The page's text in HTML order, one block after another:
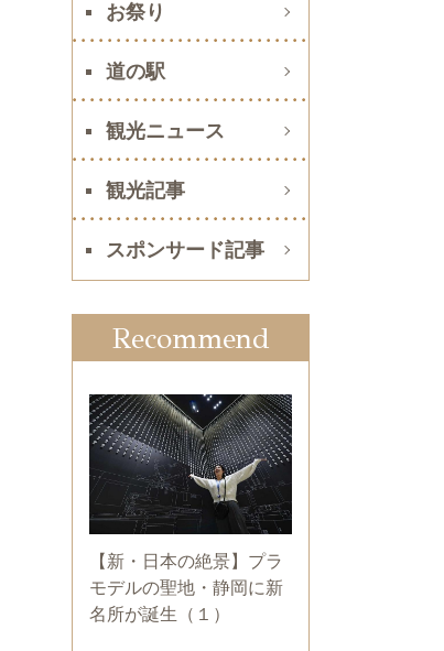
お祭り
道の駅
観光ニュース
観光記事
スポンサード記事
Recommend
【新・日本の絶景】プラ
モデルの聖地・静岡に新
名所が誕生（１）